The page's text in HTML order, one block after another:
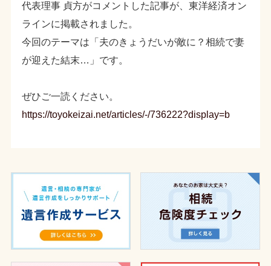
代表理事 貞方がコメントした記事が、東洋経済オン
ラインに掲載されました。
今回のテーマは「夫のきょうだいが敵に？相続で妻
が迎えた結末…」です。
ぜひご一読ください。
https://toyokeizai.net/articles/-/736222?display=b